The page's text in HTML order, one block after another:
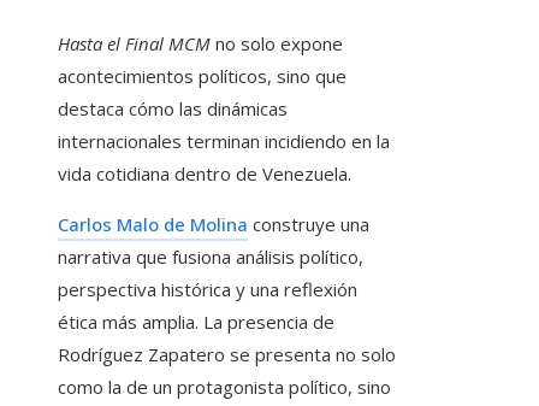
Hasta el Final MCM no solo expone
acontecimientos políticos, sino que
destaca cómo las dinámicas
internacionales terminan incidiendo en la
vida cotidiana dentro de Venezuela.
Carlos Malo de Molina construye una
narrativa que fusiona análisis político,
perspectiva histórica y una reflexión
ética más amplia. La presencia de
Rodríguez Zapatero se presenta no solo
como la de un protagonista político, sino